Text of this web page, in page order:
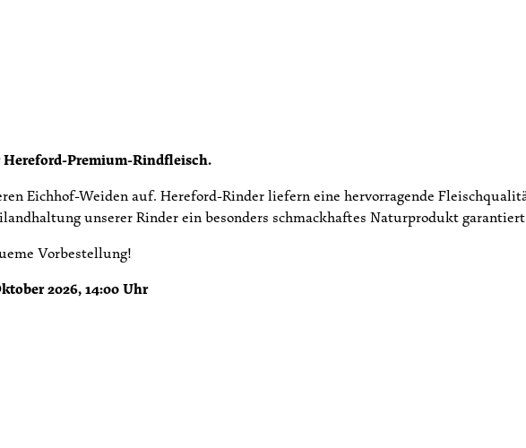
Hereford-Premium-Rindfleisch.
Eichhof-Weiden auf. Hereford-Rinder liefern eine hervorragende
unserer Rinder ein besonders schmackhaftes Naturprodukt
Vorbestellung!
2026, 14:00 Uhr